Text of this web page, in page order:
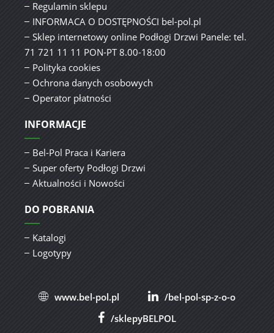
Regulamin sklepu
INFORMACA O DOSTĘPNOŚCI bel-pol.pl
Sklep internetowy online Podłogi Drzwi Panele: tel.
71 721 11 11 PON-PT 8.00-18:00
Polityka cookies
Ochrona danych osobowych
Operator płatności
INFORMACJE
Bel-Pol Praca i Kariera
Super oferty Podłogi Drzwi
Aktualności i Nowości
DO POBRANIA
Katalogi
Logotypy
www.bel-pol.pl
/bel-pol-sp-z-o-o
/sklepyBELPOL